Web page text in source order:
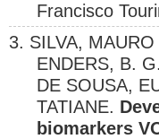
Francisco
3. SILVA,
ENDERS, B.
DE SOUSA,
TATIANE.
biomarkers